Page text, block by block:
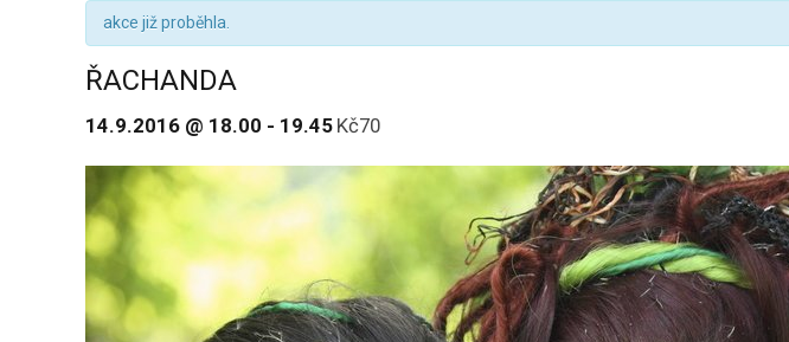
akce již proběhla.
ŘACHANDA
14.9.2016 @ 18.00 - 19.45 Kč70